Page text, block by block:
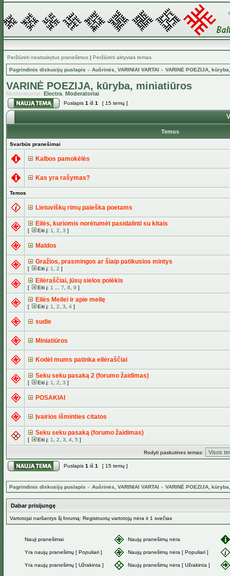
Peržiūrėti neatsakytus pranešimus | Peržiūrėti aktyvias temas
Pagrindinis diskusijų puslapis » Aušrinės, VARINIAI VARTAI » VARINĖ POEZIJA,
VARINĖ POEZIJA, kūryba, miniatiūros
Moderatoriai: Electra, Moderatoriai
Puslapis 1 iš 1 [ 15 temų ]
Temos
Svarbūs pranešimai
Kalbos pamokėlės
Kas yra rašymas?
Temos
Lietuviškų rimų paieška poetams
Eilės, kuriomis norėtumėt pasidalinti su kitais
[ Eiti į: 1 2 3 ]
Maldos
Gražios, prasmingos ar šiaip patikusios mintys
[ Eiti į: 1 2 ]
Eilėraščiai, jūsų sielos polėkis
[ Eiti į: 1 7 8 9 ]
Eilės Meilei ir apie meilę
[ Eiti į: 1 2 3 4 ]
sudie
Miniatiūros
Kodėl mums patinka eilėraščiai
Seku seku pasaką 2 (forumo žaidimas)
[ Eiti į: 1 2 3 ]
POSAKIAI
Įvairios išminties citatos
Seku seku pasaką (forumo žaidimas)
[ Eiti į: 1 2 3 4 5 ]
Rodyti paskutines temas:
Puslapis 1 iš 1 [ 15 temų ]
Pagrindinis diskusijų puslapis » Aušrinės, VARINIAI VARTAI » VARINĖ POEZIJA,
Dabar prisijungę
Vartotojai naršantys šį forumą: Registruotų vartotojų nėra ir 1 svečias
Nauji pranešimai Naujų pranešimų nėra
Yra naujų pranešimų [ Populiari ] Naujų pranešimų nėra [ Populiari ]
Yra naujų pranešimų [ Užrakinta ] Naujų pranešimų nėra [ Užrakinta ]